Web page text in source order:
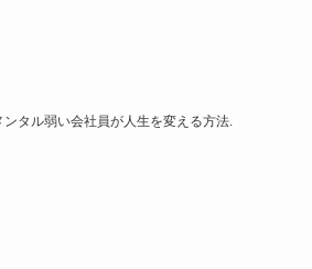
タル弱い会社員が人生を変える方法.